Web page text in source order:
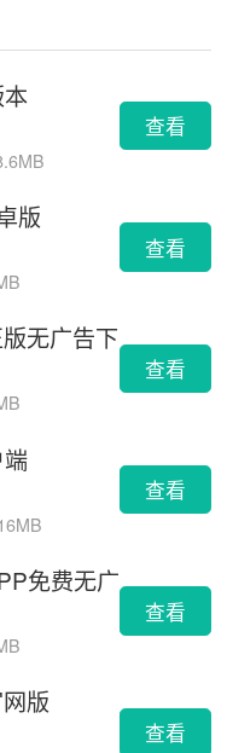
查看
版
查看
无广告下
查看
查看
免费无广
查看
版
查看